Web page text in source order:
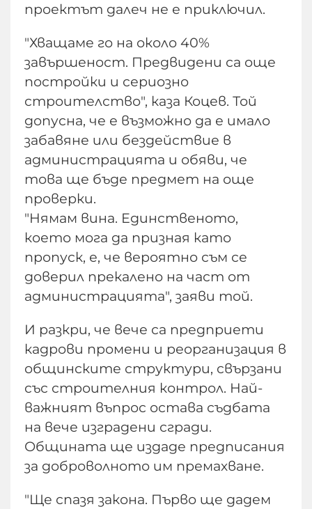
проектът далеч не е приключил.
"Хващаме го на около 40%
завършеност. Предвидени са още
постройки и сериозно
строителство", каза Коцев. Той
допусна, че е възможно да е имало
забавяне или бездействие в
администрацията и обяви, че
това ще бъде предмет на още
проверки.
"Нямам вина. Единственото,
което мога да призная като
пропуск, е, че вероятно съм се
доверил прекалено на част от
администрацията", заяви той.
И разкри, че вече са предприети
кадрови промени и реорганизация в
общинските структури, свързани
със строителния контрол. Най-
важният въпрос остава съдбата
на вече изградени сгради.
Общината ще издаде предписания
за доброволното им премахване.
"Ще спазя закона. Първо ще дадем